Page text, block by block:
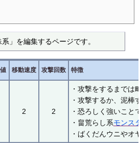
」を編集するページです。
移動速度 攻撃回数 特徴
2 2
・攻撃をするまでは
・攻撃するか、泥棒
・恐ろしく強いこ
・畠荒らし系モンス
・ばくだんウニや